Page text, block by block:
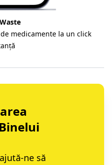
medicamente la un click
ne să